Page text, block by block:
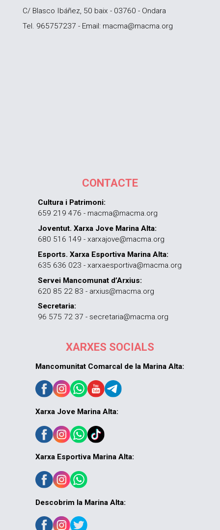
C/ Blasco Ibáñez, 50 baix - 03760 - Ondara
Tel. 965757237 - Email: macma@macma.org
CONTACTE
Cultura i Patrimoni:
659 219 476 - macma@macma.org
Joventut. Xarxa Jove Marina Alta:
680 516 149 - xarxajove@macma.org
Esports. Xarxa Esportiva Marina Alta:
635 636 023 - xarxaesportiva@macma.org
Servei Mancomunat d’Arxius:
620 85 22 83 - arxius@macma.org
Secretaria:
96 575 72 37 - secretaria@macma.org
XARXES SOCIALS
Mancomunitat Comarcal de la Marina Alta:
Xarxa Jove Marina Alta:
Xarxa Esportiva Marina Alta:
Descobrim la Marina Alta: